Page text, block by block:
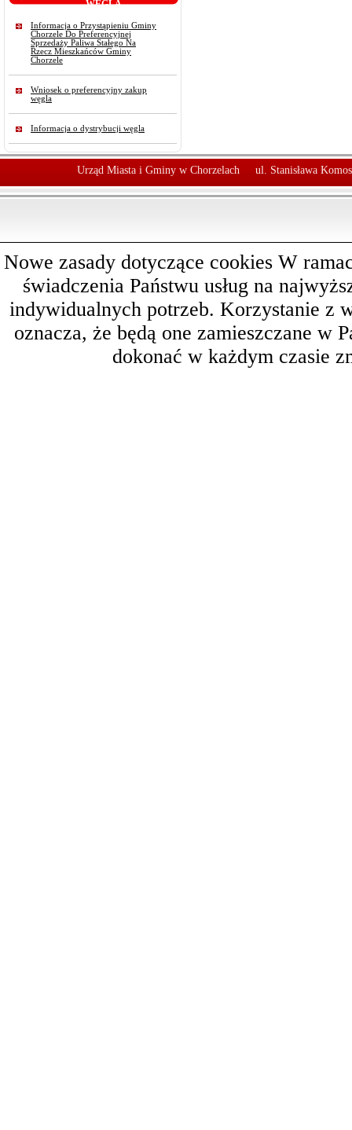
WĘGLA
Informacja o Przystąpieniu Gminy
Chorzele Do Preferencyjnej
Sprzedaży Paliwa Stałego Na
Rzecz Mieszkańców Gminy
Chorzele
Wniosek o preferencyjny zakup
węgla
Informacja o dystrybucji węgla
Urząd Miasta i Gminy w Chorzelach ul. Stanisława
Nowe zasady dotyczące cookies W
świadczenia Państwu usług na
indywidualnych potrzeb. Korzystanie z
oznacza, że będą one zamieszczane w
dokonać w każdym czasie